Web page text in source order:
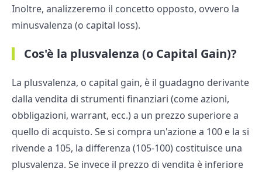
Inoltre, analizzeremo il concetto opposto, ovvero la
minusvalenza (o capital loss).
Cos'è la plusvalenza (o Capital Gain)?
La plusvalenza, o capital gain, è il guadagno derivante
dalla vendita di strumenti finanziari (come azioni,
obbligazioni, warrant, ecc.) a un prezzo superiore a
quello di acquisto. Se si compra un'azione a 100 e la si
rivende a 105, la differenza (105-100) costituisce una
plusvalenza. Se invece il prezzo di vendita è inferiore